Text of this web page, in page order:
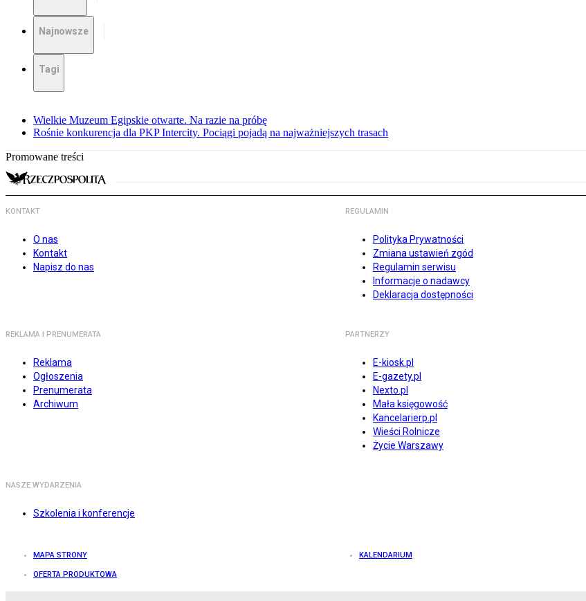
Najnowsze
Tagi
Wielkie Muzeum Egipskie otwarte. Na razie na próbę
Rośnie konkurencja dla PKP Intercity. Pociągi pojadą na najważniejszych trasach
Promowane treści
KONTAKT
O nas
Kontakt
Napisz do nas
REGULAMIN
Polityka Prywatności
Zmiana ustawień zgód
Regulamin serwisu
Informacje o nadawcy
Deklaracja dostępności
REKLAMA I PRENUMERATA
Reklama
Ogłoszenia
Prenumerata
Archiwum
PARTNERZY
E-kiosk.pl
E-gazety.pl
Nexto.pl
Mała księgowość
Kancelarierp.pl
Wieści Rolnicze
Życie Warszawy
NASZE WYDARZENIA
Szkolenia i konferencje
MAPA STRONY KALENDARIUM
OFERTA PRODUKTOWA